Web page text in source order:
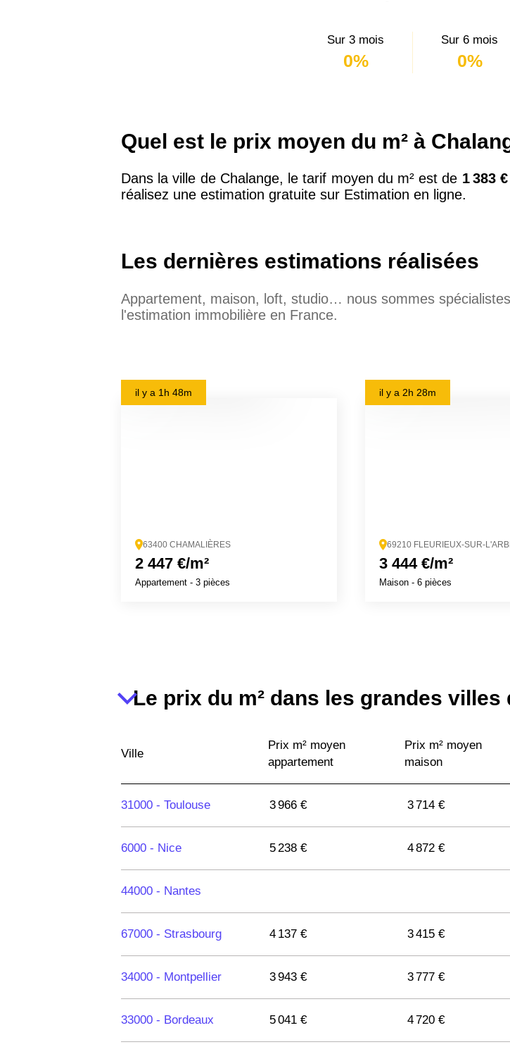
Sur 3 mois
0%
Sur 6 mois
0%
Quel est le prix moyen du m² à
Dans la ville de Chalange, le tarif moyen du m² est de 1 383 €
réalisez une estimation gratuite sur Estimation en ligne.
Les dernières estimations réalisées
Appartement, maison, loft, studio… nous sommes
l'estimation immobilière en France.
il y a 1h 48m
63400 CHAMALIÈRES
2 447 €/m²
Appartement - 3 pièces
il y a 2h 28m
69210 FLEURIEUX-SUR-
3 444 €/m²
Maison- 6 pièces
Le prix du m² dans les grandes villes
Ville
Prix m² moyen
appartement
Prix m² moyen
maison
31000 - Toulouse 3 966 € 3 714 €
6000 - Nice 5 238 € 4 872 €
44000 - Nantes
67000 - Strasbourg 4 137 € 3 415 €
34000 - Montpellier 3 943 € 3 777 €
33000 - Bordeaux 5 041 € 4 720 €